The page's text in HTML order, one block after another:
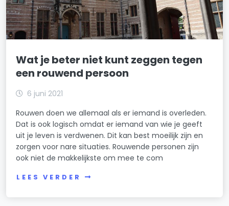
Wat je beter niet kunt zeggen tegen
een rouwend persoon
6 juni 2021
Rouwen doen we allemaal als er iemand is overleden.
Dat is ook logisch omdat er iemand van wie je geeft
uit je leven is verdwenen. Dit kan best moeilijk zijn en
zorgen voor nare situaties. Rouwende personen zijn
ook niet de makkelijkste om mee te com
LEES VERDER